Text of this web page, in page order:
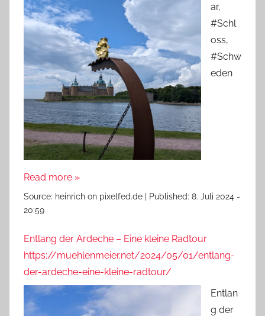
ar,
#Schl
oss,
#Schw
eden
Read more »
Source: heinrich on pixelfed.de Published: 8. Juli 2024 -
20:59
Entlang der Ardeche – Eine kleine Radtour
https://muehlenmeier.net/2024/05/01/entlang-
der-ardeche-eine-kleine-radtour/
Entlan
g der